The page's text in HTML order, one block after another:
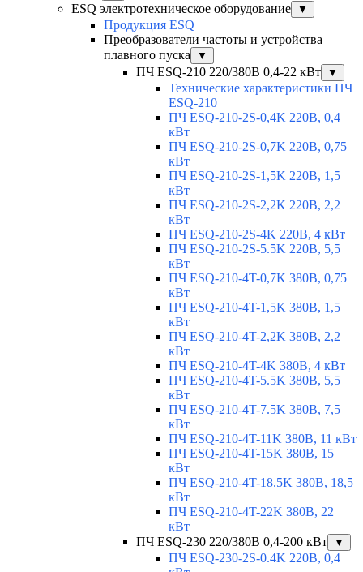
ESQ электротехническое оборудование ▼
Продукция ESQ
Преобразователи частоты и устройства
плавного пуска
▼
ПЧ ESQ-210 220/380В 0,4-22 кВт ▼
Технические характеристики ПЧ
ESQ-210
ПЧ ESQ-210-2S-0,4K 220В, 0,4
кВт
ПЧ ESQ-210-2S-0,7K 220В, 0,75
кВт
ПЧ ESQ-210-2S-1,5K 220В, 1,5
кВт
ПЧ ESQ-210-2S-2,2K 220В, 2,2
кВт
ПЧ ESQ-210-2S-4K 220В, 4 кВт
ПЧ ESQ-210-2S-5.5K 220В, 5,5
кВт
ПЧ ESQ-210-4T-0,7K 380В, 0,75
кВт
ПЧ ESQ-210-4T-1,5K 380В, 1,5
кВт
ПЧ ESQ-210-4T-2,2K 380В, 2,2
кВт
ПЧ ESQ-210-4T-4K 380В, 4 кВт
ПЧ ESQ-210-4T-5.5K 380В, 5,5
кВт
ПЧ ESQ-210-4T-7.5K 380В, 7,5
кВт
ПЧ ESQ-210-4T-11K 380В, 11 кВт
ПЧ ESQ-210-4T-15K 380В, 15
кВт
ПЧ ESQ-210-4T-18.5K 380В, 18,5
кВт
ПЧ ESQ-210-4T-22K 380В, 22
кВт
ПЧ ESQ-230 220/380В 0,4-200 кВт
▼
ПЧ ESQ-230-2S-0.4K 220В, 0,4